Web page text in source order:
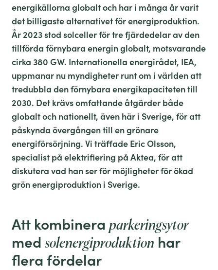
energikällorna globalt och har i många år varit
det billigaste alternativet för energiproduktion.
År 2023 stod solceller för tre fjärdedelar av den
tillförda förnybara energin globalt, motsvarande
cirka 380 GW. Internationella energirådet, IEA,
uppmanar nu myndigheter runt om i världen att
tredubbla den förnybara energikapaciteten till
2030. Det krävs omfattande åtgärder både
globalt och nationellt, även här i Sverige, för att
påskynda övergången till en grönare
energiförsörjning. Vi träffade Eric Olsson,
specialist på elektrifiering på Aktea, för att
diskutera vad han ser för möjligheter för ökad
grön energiproduktion i Sverige.
Att kombinera parkeringsytor
med solenergiproduktion har
flera fördelar